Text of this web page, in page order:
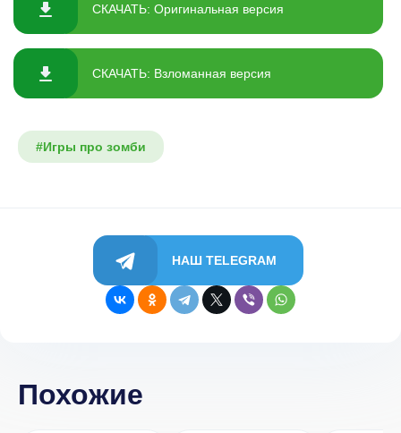
СКАЧАТЬ: Оригинальная версия
СКАЧАТЬ: Взломанная версия
#Игры про зомби
НАШ TELEGRAM
Похожие